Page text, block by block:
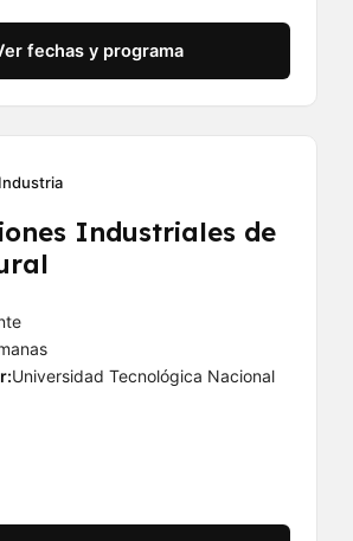
fechas y programa
Industriales de
Universidad Tecnológica Nacional